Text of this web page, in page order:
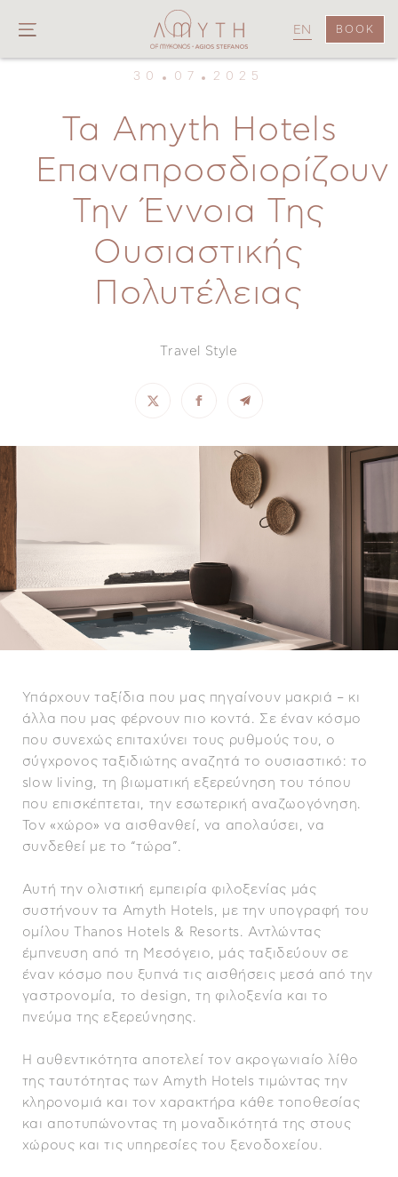
EN BOOK
30 07 2025
Τα Amyth Hotels
Επαναπροσδιορίζουν
Την Έννοια Της
Ουσιαστικής
Πολυτέλειας
Travel Style
Υπάρχουν ταξίδια που μας πηγαίνουν μακριά – κι
άλλα που μας φέρνουν πιο κοντά. Σε έναν κόσμο
που συνεχώς επιταχύνει τους ρυθμούς του, ο
σύγχρονος ταξιδιώτης αναζητά το ουσιαστικό: το
slow living, τη βιωματική εξερεύνηση του τόπου
που επισκέπτεται, την εσωτερική αναζωογόνηση.
Τον «χώρο» να αισθανθεί, να απολαύσει, να
συνδεθεί με το “τώρα”.
Αυτή την ολιστική εμπειρία φιλοξενίας μάς
συστήνουν τα Amyth Hotels, με την υπογραφή του
ομίλου Thanos Hotels & Resorts. Αντλώντας
έμπνευση από τη Μεσόγειο, μάς ταξιδεύουν σε
έναν κόσμο που ξυπνά τις αισθήσεις μεσά από την
γαστρονομία, το design, τη φιλοξενία και το
πνεύμα της εξερεύνησης.
Η αυθεντικότητα αποτελεί τον ακρογωνιαίο λίθο
της ταυτότητας των Amyth Hotels τιμώντας την
κληρονομιά και τον χαρακτήρα κάθε τοποθεσίας
και αποτυπώνοντας τη μοναδικότητά της στους
χώρους και τις υπηρεσίες του ξενοδοχείου.